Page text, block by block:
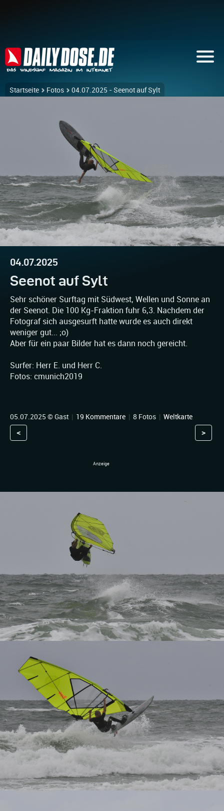
Startseite Fotos 04.07.2025 - Seenot auf Sylt
04.07.2025
Seenot auf Sylt
Sehr schöner Surftag mit Südwest, Wellen und Sonne an
der Seenot. Die 100 Kg-Fraktion fuhr 6,3. Nachdem der
Fotograf sich ausgesurft hatte wurde es auch direkt
weniger gut... ;o)
Aber für ein paar Bilder hat es dann noch gereicht.
Surfer: Herr E. und Herr C.
Fotos: cmunich2019
05.07.2025 © Gast | 19 Kommentare | 8 Fotos | Weltkarte
< >